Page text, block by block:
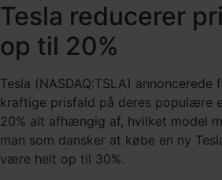
Tesla reducerer
op til 20%
Tesla (NASDAQ:TSLA) annoncerede
kraftige prisfald på deres populære
20% alt afhængig af, hvilket model
man som dansker at købe en ny
være helt op til 30%.